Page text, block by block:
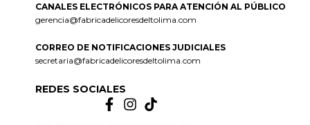
CANALES ELECTRÓNICOS PARA ATENCIÓN AL PÚBLICO
gerencia@fabricadelicoresdeltolima.com
CORREO DE NOTIFICACIONES JUDICIALES
secretaria@fabricadelicoresdeltolima.com
REDES SOCIALES